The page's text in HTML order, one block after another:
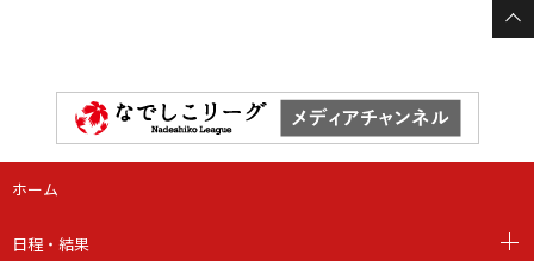
ホーム
日程・結果